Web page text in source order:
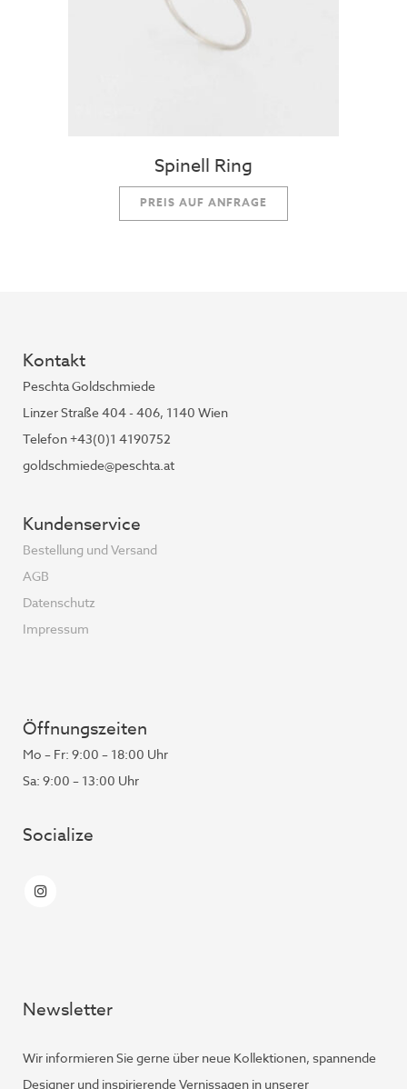
Spinell Ring
PREIS AUF ANFRAGE
Kontakt
Peschta Goldschmiede
Linzer Straße 404 - 406, 1140 Wien
Telefon +43(0)1 4190752
goldschmiede@peschta.at
Kundenservice
Bestellung und Versand
AGB
Datenschutz
Impressum
Öffnungszeiten
Mo – Fr: 9:00 – 18:00 Uhr
Sa: 9:00 – 13:00 Uhr
Socialize
Newsletter
Wir informieren Sie gerne über neue Kollektionen, spannende
Designer und inspirierende Vernissagen in unserer